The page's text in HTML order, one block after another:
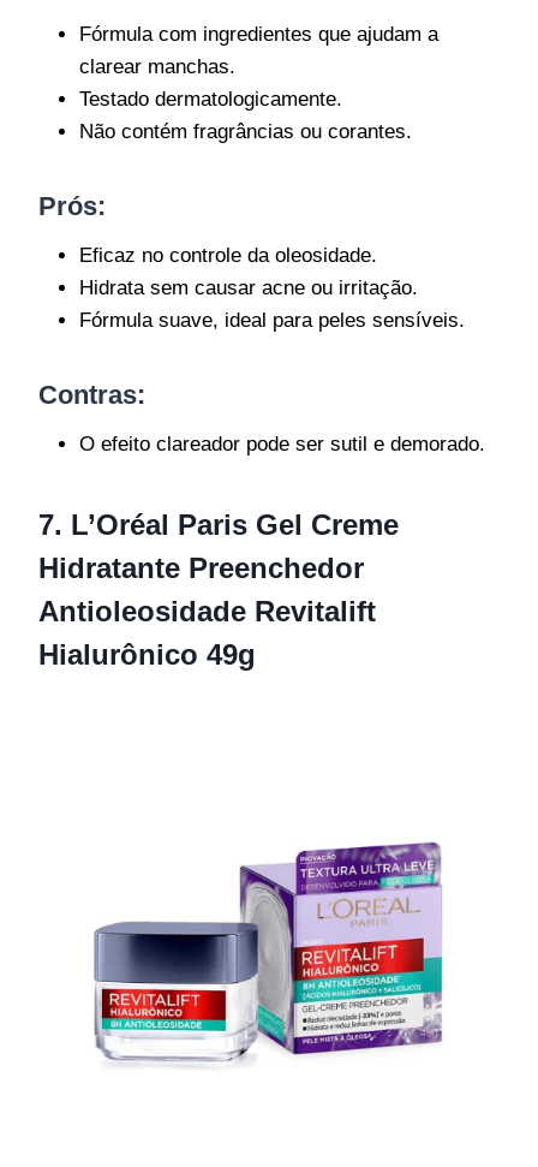
Fórmula com ingredientes que ajudam a
clarear manchas.
Testado dermatologicamente.
Não contém fragrâncias ou corantes.
Prós:
Eficaz no controle da oleosidade.
Hidrata sem causar acne ou irritação.
Fórmula suave, ideal para peles sensíveis.
Contras:
O efeito clareador pode ser sutil e demorado.
7. L’Oréal Paris Gel Creme
Hidratante Preenchedor
Antioleosidade Revitalift
Hialurônico 49g